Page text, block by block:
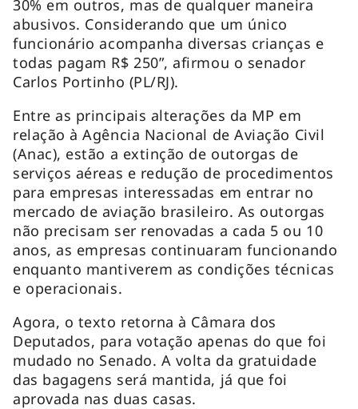
30% em outros, mas de qualquer maneira
abusivos. Considerando que um único
funcionário acompanha diversas crianças e
todas pagam R$ 250”, afirmou o senador
Carlos Portinho (PL/RJ).
Entre as principais alterações da MP em
relação à Agência Nacional de Aviação Civil
(Anac), estão a extinção de outorgas de
serviços aéreas e redução de procedimentos
para empresas interessadas em entrar no
mercado de aviação brasileiro. As outorgas
não precisam ser renovadas a cada 5 ou 10
anos, as empresas continuaram funcionando
enquanto mantiverem as condições técnicas
e operacionais.
Agora, o texto retorna à Câmara dos
Deputados, para votação apenas do que foi
mudado no Senado. A volta da gratuidade
das bagagens será mantida, já que foi
aprovada nas duas casas.